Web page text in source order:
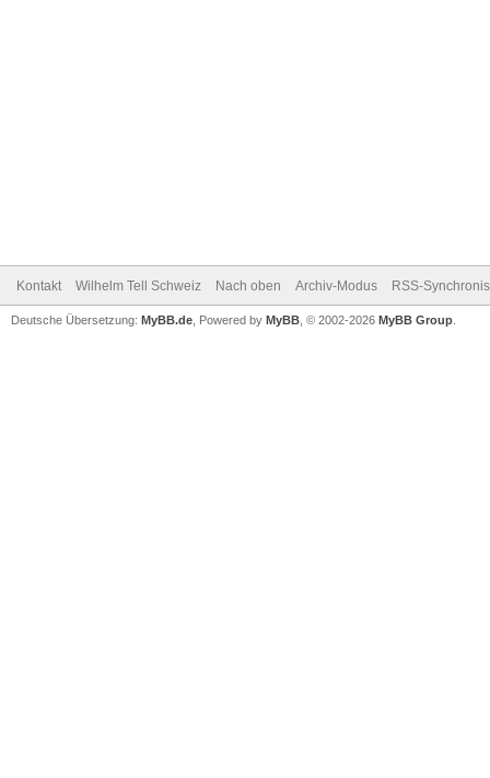
Kontakt Wilhelm Tell Schweiz Nach oben Archiv-Modus RSS-
Deutsche Übersetzung: MyBB.de , Powered by MyBB , © 2002-2026 MyBB Group